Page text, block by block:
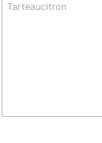
Tarteaucitron